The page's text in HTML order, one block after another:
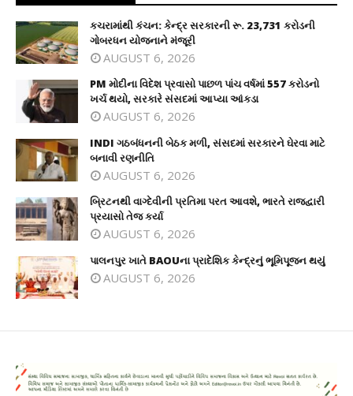
કચરામાંથી કંચન: કેન્દ્ર સરકારની રૂ. 23,731 કરોડની
ગોબરધન યોજનાને મંજૂરી
AUGUST 6, 2026
PM મોદીના વિદેશ પ્રવાસો પાછળ પાંચ વર્ષમાં 557 કરોડનો
ખર્ચ થયો, સરકારે સંસદમાં આપ્યા આંકડા
AUGUST 6, 2026
INDI ગઠબંધનની બેઠક મળી, સંસદમાં સરકારને ઘેરવા માટે
બનાવી રણનીતિ
AUGUST 6, 2026
બ્રિટનથી વાગ્દેવીની પ્રતિમા પરત આવશે, ભારતે રાજદ્વારી
પ્રયાસો તેજ કર્યા
AUGUST 6, 2026
પાલનપુર ખાતે BAOUના પ્રાદેશિક કેન્દ્રનું ભૂમિપૂજન થયું
AUGUST 6, 2026